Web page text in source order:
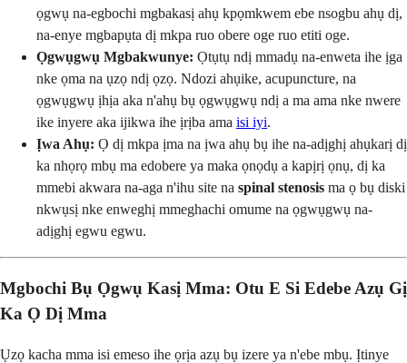
ọgwụ na-egbochi mgbakasị ahụ kpọmkwem ebe nsogbu ahụ dị,
na-enye mgbapụta dị mkpa ruo obere oge ruo etiti oge.
Ọgwụgwụ Mgbakwunye: Ọtụtụ ndị mmadụ na-enweta ihe ịga
nke ọma na ụzọ ndị ọzọ. Ndozi ahụike, acupuncture, na
ọgwụgwụ ịhịa aka n'ahụ bụ ọgwụgwụ ndị a ma ama nke nwere
ike inyere aka ijikwa ihe ịrịba ama isi iyi.
Ịwa Ahụ: Ọ dị mkpa ịma na ịwa ahụ bụ ihe na-adịghị ahụkarị dị
ka nhọrọ mbụ ma edobere ya maka ọnọdụ a kapịrị ọnụ, dị ka
mmebi akwara na-aga n'ihu site na spinal stenosis ma ọ bụ diski
nkwụsị nke enweghị mmeghachi omume na ọgwụgwụ na-
adịghị egwu egwu.
Mgbochi Bụ Ọgwụ Kasị Mma: Otu E Si Edebe Azụ Gị
Ka Ọ Dị Mma
Ụzọ kacha mma isi emeso ihe ọrịa azụ bụ izere ya n'ebe mbụ. Ịtinye